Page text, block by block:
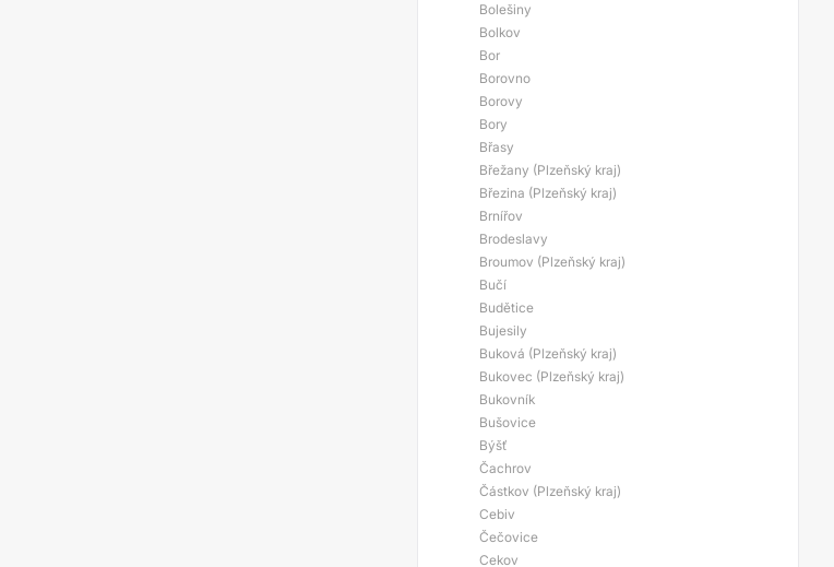
Bolešiny
Bolkov
Bor
Borovno
Borovy
Bory
Břasy
Břežany (Plzeňský kraj)
Březina (Plzeňský kraj)
Brnířov
Brodeslavy
Broumov (Plzeňský kraj)
Bučí
Budětice
Bujesily
Buková (Plzeňský kraj)
Bukovec (Plzeňský kraj)
Bukovník
Bušovice
Býšť
Čachrov
Částkov (Plzeňský kraj)
Cebiv
Čečovice
Cekov